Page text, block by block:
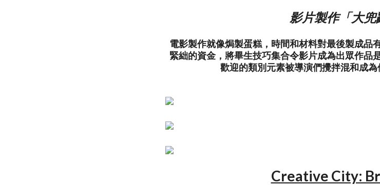
影片製作「大兜
電影製作就像焗製蛋糕，時間和材料對最後製成品
緊絀的資金，將畢生技巧集合令影片成為出眾作品
歡迎的類別元素被導演們攪拌混和成為
Creative City: